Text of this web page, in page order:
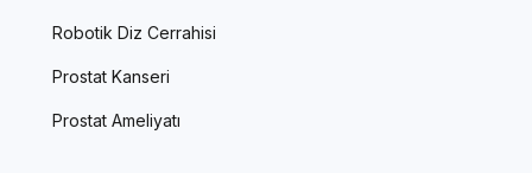
Robotik Diz Cerrahisi
Prostat Kanseri
Prostat Ameliyatı